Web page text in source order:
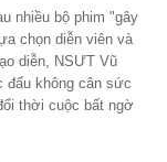
nhiều bộ phim "gây
chọn diễn viên và
diễn, NSƯT Vũ
đấu không cân sức
thời cuộc bất ngờ